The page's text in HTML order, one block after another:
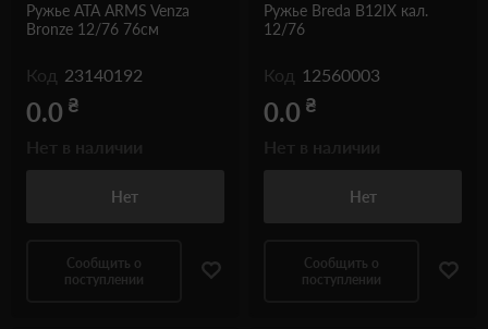
Ружье ATA ARMS Venza
Bronze 12/76 76см
Код 23140192
0.0 ₴
Нет
Сообщить о
поступлении
Ружье Breda B12IX кал.
12/76
Код 12560003
0.0 ₴
Нет
Сообщить о
поступлении